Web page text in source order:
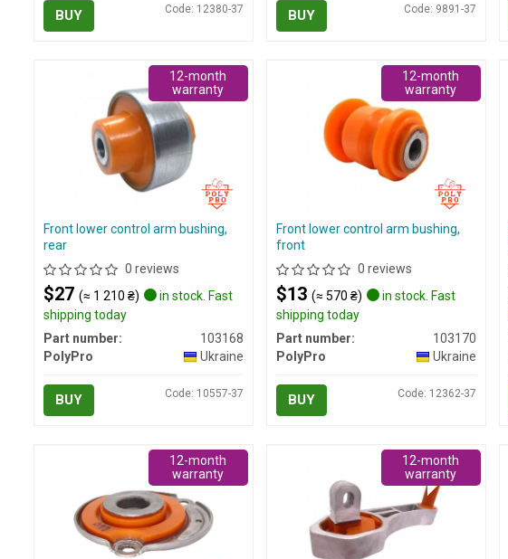
BUY Code: 12380-37 BUY Code: 9891-37
Front lower control arm bushing,
rear
0 reviews
$27 (≈ 1 210 ₴)
in stock. Fast
shipping today
Part number:
103168
PolyPro
Ukraine
BUY Code: 10557-37
12-month
warranty
Front lower control arm bushing,
front
0 reviews
$13 (≈ 570 ₴)
in stock. Fast
shipping today
Part number:
103170
PolyPro
Ukraine
BUY Code: 12362-37
12-month
warranty
12-month
warranty
12-month
warranty